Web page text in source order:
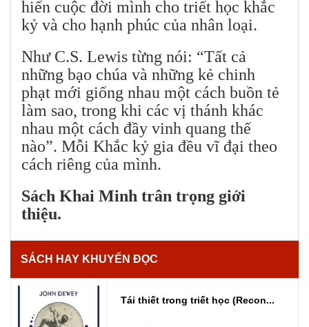
hiến cuộc đời mình cho triết học khắc
kỷ và cho hạnh phúc của nhân loại.
Như C.S. Lewis từng nói: “Tất cả
những bạo chúa và những kẻ chinh
phạt mới giống nhau một cách buồn tẻ
làm sao, trong khi các vị thánh khác
nhau một cách đầy vinh quang thế
nào”. Mỗi Khắc kỷ gia đều vĩ đại theo
cách riêng của mình.
Sách Khai Minh trân trọng giới
thiệu.
SÁCH HAY KHUYẾN ĐỌC
Tái thiết trong triết học (Recon...